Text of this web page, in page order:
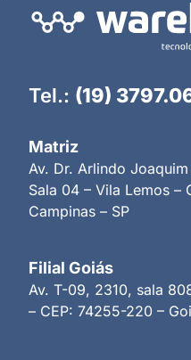
Tel.: (19)
Matriz
Av. Dr. Arlindo
Sala 04 – Vila Lemos –
Campinas – SP
Filial Goiás
Av. T-09, 2310, sala
– CEP: 74255-220 –